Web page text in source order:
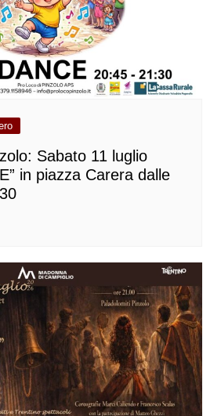
Sabato 11 luglio
in piazza Carera dalle